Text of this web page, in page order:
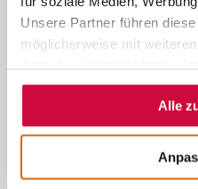
Unsere Partner führen
möglicherweise mit
Nutzung der Dienste
Alle
sie stehen blieben und ihm
war, schwang es seine
und sie gingen ihm nach,
ganz nahe herankamen,
aus Brot gebaut war und
Fenster waren von hellem
dranmachen«, sprach
Mahlzeit halten. Ich will ein
Gretel, du kannst vom